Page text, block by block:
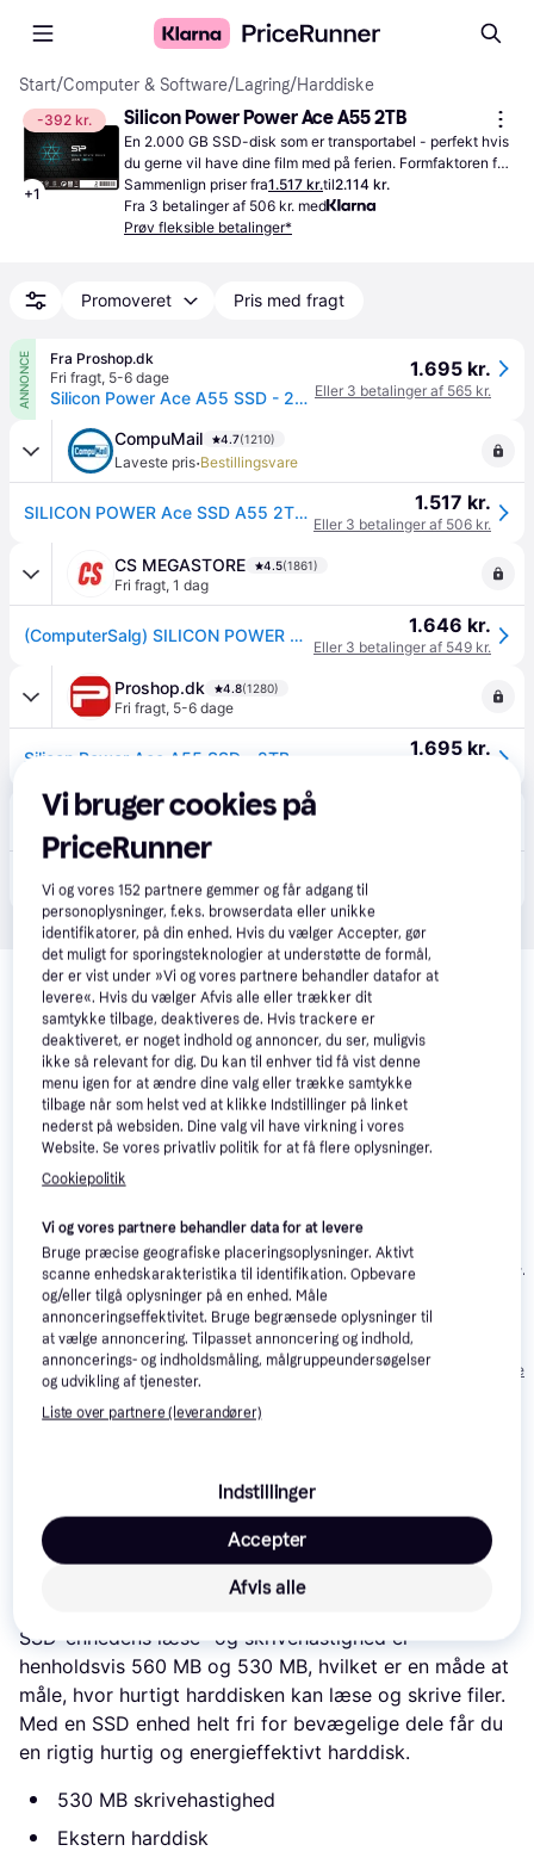
Start/Computer & Software/Lagring/Harddiske
-392 kr.
+1
Silicon Power Power Ace A55 2TB
En 2.000 GB SSD-disk som er transportabel - perfekt hvis
du gerne vil have dine film med på ferien. Formfaktoren for
harddisken er 2.5".
Sammenlign priser fra1.517 kr.til2.114 kr.
Fra 3 betalinger af 506 kr. med
Prøv fleksible betalinger*
Promoveret Pris med fragt
ANNONCE
Fra Proshop.dk
Fri fragt, 5-6 dage
Silicon Power Ace A55 SSD - 2TB - 2.5" - SATA-600
1.695 kr.
Eller 3 betalinger af 565 kr.
CompuMail 4.7(1210)
Laveste pris·Bestillingsvare
SILICON POWER Ace SSD A55 2TB 2.5" SATA-600 --> På fjernlager, levevering hos dig 16-08-2026 1.517 kr.
Eller 3 betalinger af 506 kr.
CS MEGASTORE 4.5(1861)
Fri fragt, 1 dag
(ComputerSalg) SILICON POWER Ace A55 2TB SATA III 6GB/s 2.5inch SSD 560/530 MB/s 1.646 kr.
Eller 3 betalinger af 549 kr.
Proshop.dk 4.8(1280)
Fri fragt, 5-6 dage
1.695 kr.
avXperten 4.8(428)
Eller 3 betalinger af 592 kr.
Relaterede produkter
Se vores forslag til andre produkter, der matcher dine
interesser. Vis alle
PNY CS900
Series 2.5 SATA
III 1TB
4.5
986 kr.
Eller 3 betalinger af
329 kr.
Trender
Samsung 870
EVO Series MZ-
77E250B 250GB
4.8
911 kr.
Eller 3 betalinger af
304 kr.
SSD7CS900-
Eller 3 betalinger
Silicon Power Power Ace A55 2TB
1.517 kr. Det er den bedste pris lige nu blandt 6
butikker.
Den her eksterne SSD harddisk fra Silicon Power er en
SSD-enhedens læse- og skrivehastighed er
henholdsvis 560 MB og 530 MB, hvilket er en måde at
måle, hvor hurtigt harddisken kan læse og skrive filer.
Med en SSD enhed helt fri for bevægelige dele får du
en rigtig hurtig og energieffektivt harddisk.
530 MB skrivehastighed
Ekstern harddisk
Vi bruger cookies på
PriceRunner
Vi og vores152 partnere gemmer og får adgang til
personoplysninger, f.eks. browserdata eller unikke
identifikatorer, på din enhed. Hvis du vælger Accepter, gør
det muligt for sporingsteknologier at understøtte de formål,
der er vist under »Vi og vores partnere behandler datafor at
levere«. Hvis du vælger Afvis alle eller trækker dit
samtykke tilbage, deaktiveres de. Hvis trackere er
deaktiveret, er noget indhold og annoncer, du ser, muligvis
ikke så relevant for dig. Du kan til enhver tid få vist denne
menu igen for at ændre dine valg eller trække samtykke
tilbage når som helst ved at klikke Indstillinger på linket
nederst på websiden. Dine valg vil have virkning i vores
Website. Se vores privatliv politik for at få flere oplysninger.
Cookiepolitik
Vi og vores partnere behandler data for at levere
Bruge præcise geografiske placeringsoplysninger. Aktivt
scanne enhedskarakteristika til identifikation. Opbevare
og/eller tilgå oplysninger på en enhed. Måle
annonceringseffektivitet. Bruge begrænsede oplysninger til
at vælge annoncering. Tilpasset annoncering og indhold,
annoncerings- og indholdsmåling, målgruppeundersøgelser
og udvikling af tjenester.
Liste over partnere (leverandører)
Indstillinger
Afvis alle
Accepter